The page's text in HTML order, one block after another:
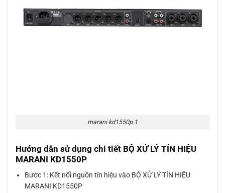
marani kd1550p 1
Hướng dẫn sử dụng chi tiết BỘ XỬ LÝ TÍN HIỆU
MARANI KD1550P
Bước 1: Kết nối nguồn tín hiệu vào BỘ XỬ LÝ TÍN HIỆU
MARANI KD1550P